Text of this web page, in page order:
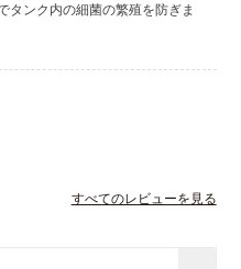
タンク内の細菌の繁殖を防ぎま
すべてのレビューを見る